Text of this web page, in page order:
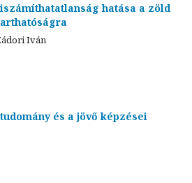
hatása a zöld
Iván
és a jövő képzései